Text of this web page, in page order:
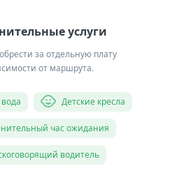
услуги
за отдельную плату
от маршрута.
Детские кресла
час ожидания
водитель